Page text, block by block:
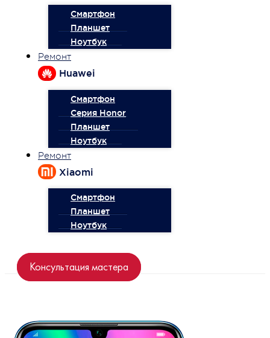
Смартфон
Планшет
Ноутбук
Ремонт
Huawei
Смартфон
Серия Honor
Планшет
Ноутбук
Ремонт
Xiaomi
Смартфон
Планшет
Ноутбук
Консультация мастера